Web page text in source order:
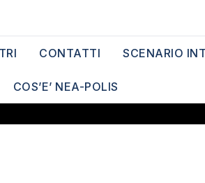
CONTATTI SCENARIO
COS’E’ NEA-POLIS